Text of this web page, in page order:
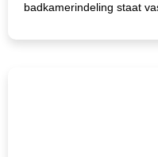
badkamerindeling staat